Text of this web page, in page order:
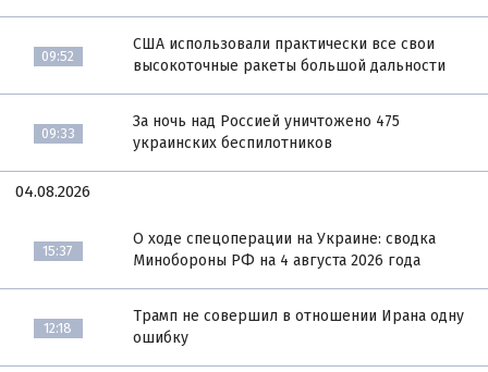
09:52
США использовали практически все свои
высокоточные ракеты большой дальности
09:33
За ночь над Россией уничтожено 475
украинских беспилотников
04.08.2026
15:37
О ходе спецоперации на Украине: сводка
Минобороны РФ на 4 августа 2026 года
12:18
Трамп не совершил в отношении Ирана одну
ошибку